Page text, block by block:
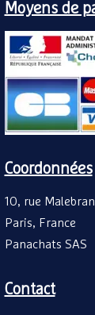
Moyens de
Coordonnées
10, rue
Paris, France
Panachats SAS
Contact